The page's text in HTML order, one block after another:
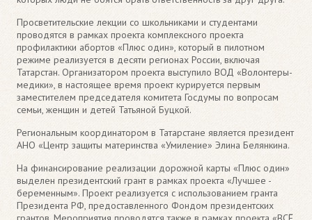
Просветительские лекции со школьниками и студентами
проводятся в рамках проекта комплексного проекта
профилактики абортов «Плюс один», который в пилотном
режиме реализуется в десяти регионах России, включая
Татарстан. Организатором проекта выступило ВОД «Волонтеры-
медики», в настоящее время проект курируется первым
заместителем председателя комитета Госдумы по вопросам
семьи, женщин и детей Татьяной Буцкой.
Региональным координатором в Татарстане является президент
АНО «Центр защиты материнства «Умиление» Элина Белянкина.
На финансирование реализации дорожной карты «Плюс один»
выделен президентский грант в рамках проекта «Лучшее -
беременным». Проект реализуется с использованием гранта
Президента РФ, предоставленного Фондом президентских